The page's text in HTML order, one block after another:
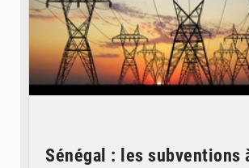
Sénégal : les subventions